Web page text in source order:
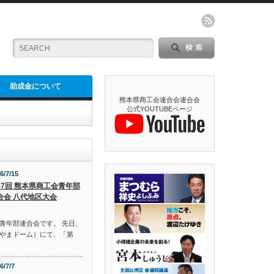
助成金について
7/15
回 熊本県商工会青年部
会 八代地区大会
年部連合会です。 先日、
まドーム）にて、「第
7/7
熊本県商工会連合会連合会
公式YOUTUBEページ